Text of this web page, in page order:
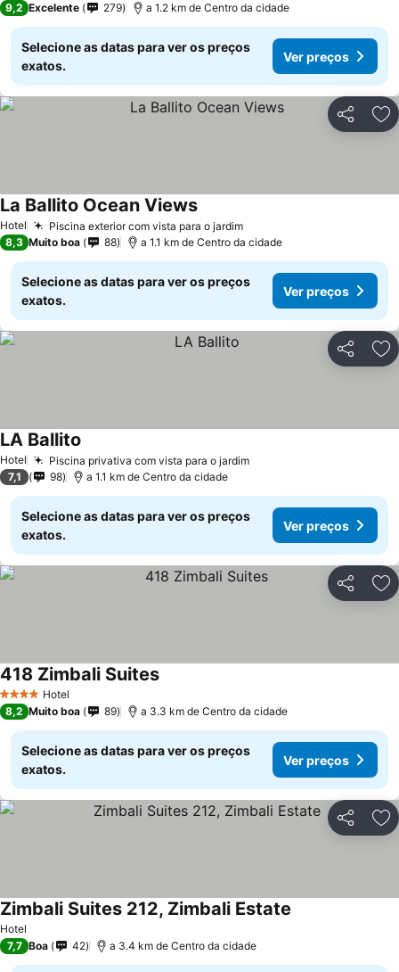
9,2 Excelente 279 a 1.2 km de Centro da cidade
Selecione as datas para ver os preços
exatos.
Ver preços
Partilhar
Hotel Piscina exterior com vista para o jardim
La Ballito Ocean Views
8,3 Muito boa 88 a 1.1 km de Centro da cidade
Selecione as datas para ver os preços
exatos.
Ver preços
Partilhar
Hotel Piscina privativa com vista para o jardim
LA Ballito
7,1 98 a 1.1 km de Centro da cidade
Selecione as datas para ver os preços
exatos.
Ver preços
Partilhar
4 EstrelasHotel
418 Zimbali Suites
8,2 Muito boa 89 a 3.3 km de Centro da cidade
Selecione as datas para ver os preços
exatos.
Ver preços
Partilhar
Hotel
Zimbali Suites 212, Zimbali Estate
7,7 Boa 42 a 3.4 km de Centro da cidade